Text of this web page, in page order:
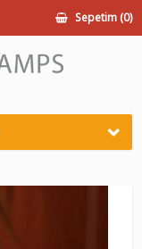
Sepetim (0)